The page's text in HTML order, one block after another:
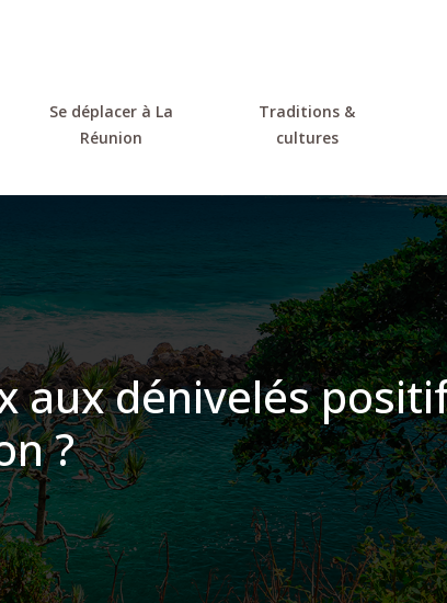
Se déplacer à La
Réunion
Traditions &
cultures
dénivelés
?